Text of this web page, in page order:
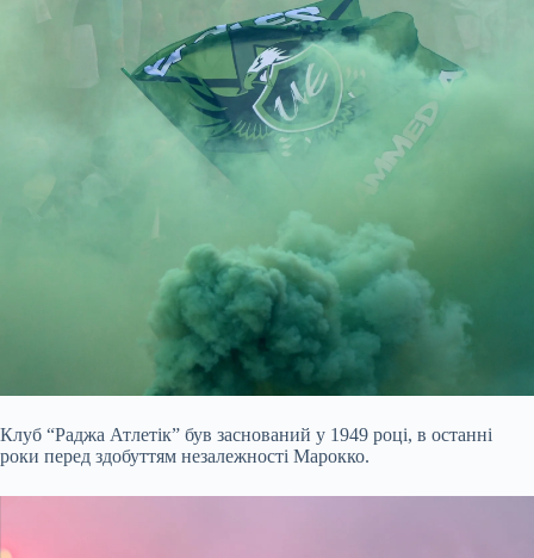
Клуб “Раджа Атлетік” був заснований у 1949 році, в останні
роки перед здобуттям незалежності Марокко.